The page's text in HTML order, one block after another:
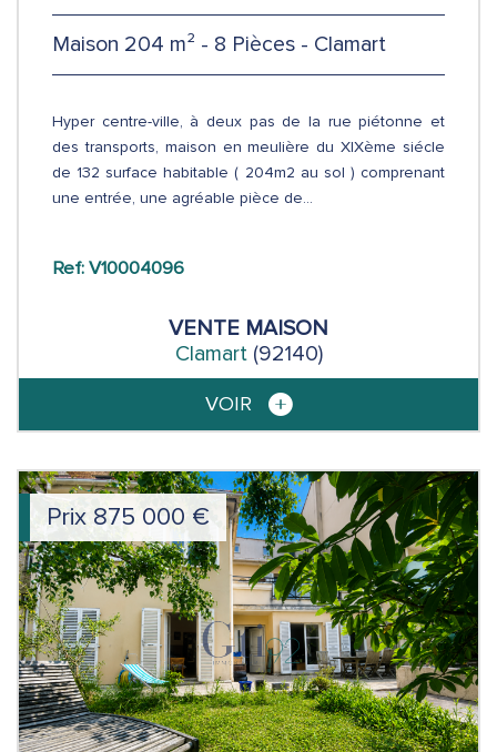
Maison 204 m² - 8 Pièces - Clamart
Hyper centre-ville, à deux pas de la rue piétonne et
des transports, maison en meulière du XIXème siécle
de 132 surface habitable ( 204m2 au sol ) comprenant
une entrée, une agréable pièce de...
Ref: V10004096
VENTE MAISON
Clamart (92140)
VOIR
Prix 875 000 €